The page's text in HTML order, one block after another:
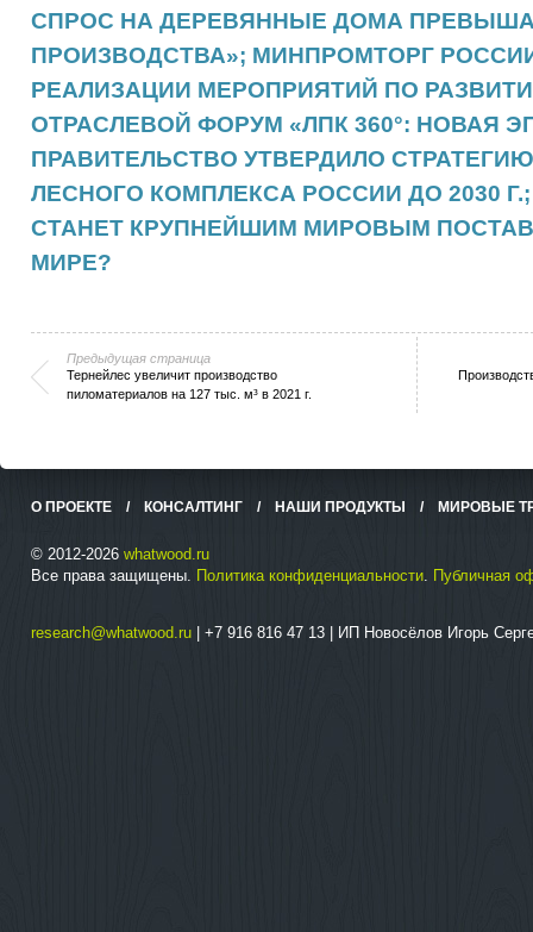
СПРОС НА ДЕРЕВЯННЫЕ ДОМА
ПРОИЗВОДСТВА»; МИНПРОМТОРГ
РЕАЛИЗАЦИИ МЕРОПРИЯТИЙ ПО
ОТРАСЛЕВОЙ ФОРУМ «ЛПК 360°: НОВАЯ
ПРАВИТЕЛЬСТВО УТВЕРДИЛО
ЛЕСНОГО КОМПЛЕКСА РОССИИ ДО 2030
СТАНЕТ КРУПНЕЙШИМ МИРОВЫМ
МИРЕ?
Предыдущая страница
Тернейлес увеличит производство
пиломатериалов на 127 тыс. м³ в 2021 г.
О ПРОЕКТЕ / КОНСАЛТИНГ / НАШИ ПРОДУКТЫ / МИРОВЫЕ
© 2012-2026 whatwood.ru
Все права защищены. Политика конфиденциальности. Публичная
research@whatwood.ru | +7 916 816 47 13 | ИП Новосёлов Игорь